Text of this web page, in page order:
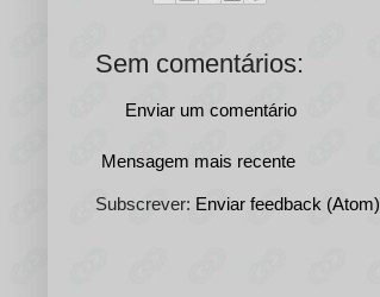
Sem comentários:
Enviar um comentário
Mensagem mais recente
Subscrever: Enviar feedback (Atom)